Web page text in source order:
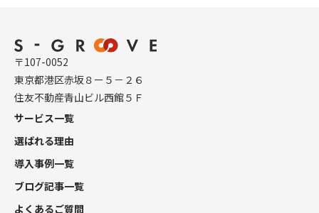
〒107-0052
東京都港区赤坂８ー５－２６
住友不動産青山ビル西館５Ｆ
サービス一覧
選ばれる理由
導入事例一覧
ブログ記事一覧
よくあるご質問